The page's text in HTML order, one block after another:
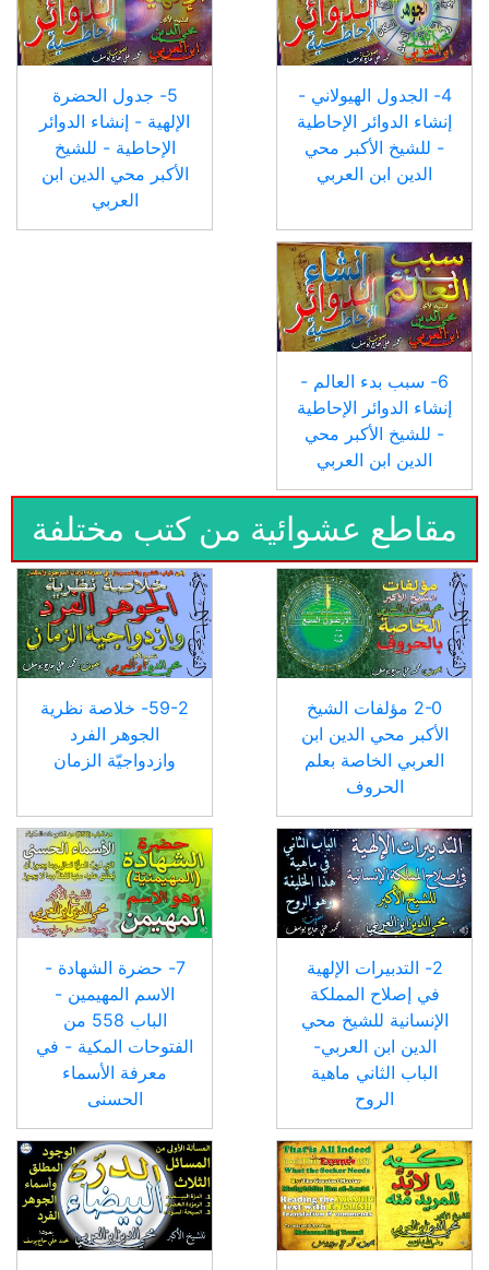
4- الجدول الهيولاني -
إنشاء الدوائر الإحاطية
- للشيخ الأكبر محي
الدين ابن العربي
5- جدول الحضرة
الإلهية - إنشاء الدوائر
الإحاطية - للشيخ
الأكبر محي الدين ابن
العربي
6- سبب بدء العالم -
إنشاء الدوائر الإحاطية
- للشيخ الأكبر محي
الدين ابن العربي
مقاطع عشوائية من كتب مختلفة
2-0 مؤلفات الشيخ
الأكبر محي الدين ابن
العربي الخاصة بعلم
الحروف
59-2- خلاصة نظرية
الجوهر الفرد
وازدواجيّة الزمان
2- التدبيرات الإلهية
في إصلاح المملكة
الإنسانية للشيخ محي
الدين ابن العربي-
الباب الثاني ماهية
الروح
7- حضرة الشهادة -
الاسم المهيمين -
الباب 558 من
الفتوحات المكية - في
معرفة الأسماء
الحسنى